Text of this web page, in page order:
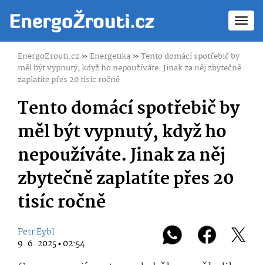
EnergoZrouti.cz»Energetika»Tento domácí spotřebič by
měl být vypnutý, když ho nepoužíváte. Jinak za něj zbytečně
zaplatíte přes 20 tisíc ročně
Tento domácí spotřebič by
měl být vypnutý, když ho
nepoužíváte. Jinak za něj
zbytečně zaplatíte přes 20
tisíc ročně
Petr Eybl
9. 6. 2025 ▪ 02:54